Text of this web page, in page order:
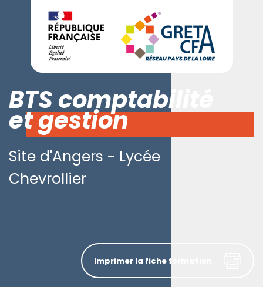
BTS comptabilité
et gestion
Site d'Angers - Lycée
Chevrollier
Imprimer la fiche formation